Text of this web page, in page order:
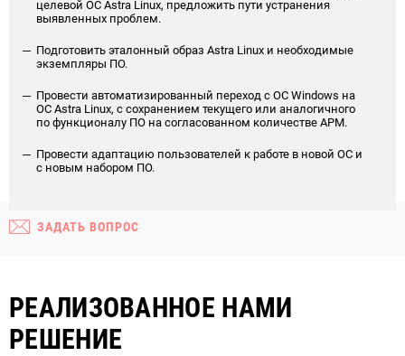
целевой ОС Astra Linux, предложить пути устранения
выявленных проблем.
Подготовить эталонный образ Astra Linux и необходимые
экземпляры ПО.
Провести автоматизированный переход с ОС Windows на
ОС Astra Linux, c сохранением текущего или аналогичного
по функционалу ПО на согласованном количестве АРМ.
Провести адаптацию пользователей к работе в новой ОС и
с новым набором ПО.
ЗАДАТЬ ВОПРОС
РЕАЛИЗОВАННОЕ НАМИ
РЕШЕНИЕ